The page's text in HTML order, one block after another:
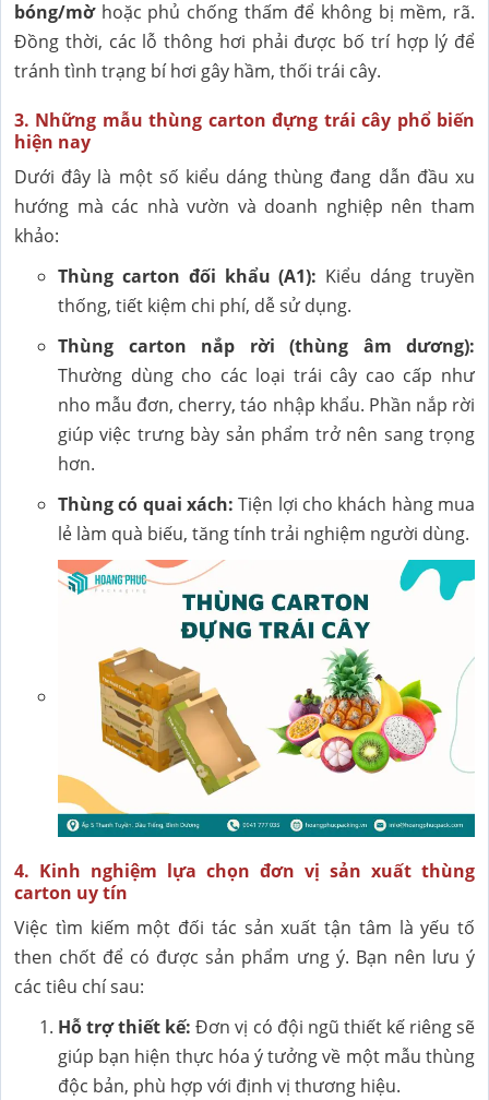
bóng/mờhoặc phủ chống thấm để không bị mềm, rã.
Đồng thời, các lỗ thông hơi phải được bố trí hợp lý để
tránh tình trạng bí hơi gây hầm, thối trái cây.
3. Những mẫu thùng carton đựng trái cây phổ biến
hiện nay
Dưới đây là một số kiểu dáng thùng đang dẫn đầu xu
hướng mà các nhà vườn và doanh nghiệp nên tham
khảo:
Thùng carton đối khẩu (A1): Kiểu dáng truyền
thống, tiết kiệm chi phí, dễ sử dụng.
Thùng carton nắp rời (thùng âm dương):
Thường dùng cho các loại trái cây cao cấp như
nho mẫu đơn, cherry, táo nhập khẩu. Phần nắp rời
giúp việc trưng bày sản phẩm trở nên sang trọng
hơn.
Thùng có quai xách: Tiện lợi cho khách hàng mua
lẻ làm quà biếu, tăng tính trải nghiệm người dùng.
4. Kinh nghiệm lựa chọn đơn vị sản xuất thùng
carton uy tín
Việc tìm kiếm một đối tác sản xuất tận tâm là yếu tố
then chốt để có được sản phẩm ưng ý. Bạn nên lưu ý
các tiêu chí sau:
Hỗ trợ thiết kế: Đơn vị có đội ngũ thiết kế riêng sẽ
giúp bạn hiện thực hóa ý tưởng về một mẫu thùng
độc bản, phù hợp với định vị thương hiệu.